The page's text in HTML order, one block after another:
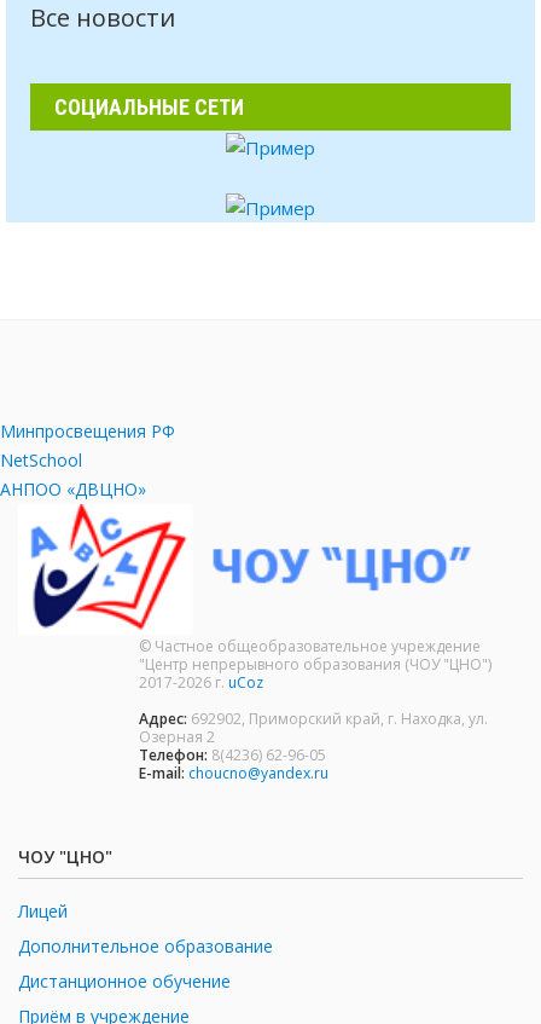
Все новости
СОЦИАЛЬНЫЕ СЕТИ
Минпросвещения РФ
NetSchool
АНПОО «ДВЦНО»
© Частное общеобразовательное учреждение
"Центр непрерывного образования (ЧОУ "ЦНО")
2017-2026 г. uCoz
Адрес: 692902, Приморский край, г. Находка, ул.
Озерная 2
Телефон: 8(4236) 62-96-05
E-mail: choucno@yandex.ru
ЧОУ "ЦНО"
Лицей
Дополнительное образование
Дистанционное обучение
Приём в учреждение